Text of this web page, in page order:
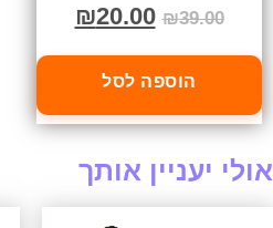
₪39.00
₪20.00
הוספה לסל
אולי יעניין אותך